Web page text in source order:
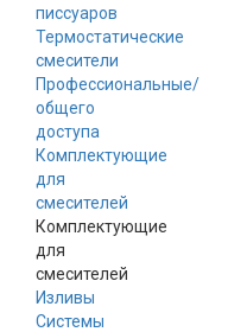
писсуаров
Термостатические
смесители
Профессиональные/
общего
доступа
Комплектующие
для
смесителей
Комплектующие
для
смесителей
Изливы
Системы